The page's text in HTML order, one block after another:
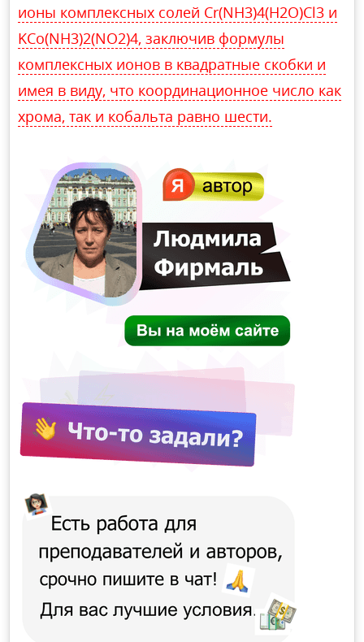
ионы комплексных солей Cr(NH3)4(H2O)Cl3 и
KСo(NH3)2(NO2)4, заключив формулы
комплексных ионов в квадратные скобки и
имея в виду, что координационное число как
хрома, так и кобальта равно шести.